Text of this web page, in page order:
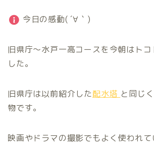
今日の感動( ´∀｀)
旧県庁〜水戸一高コースを今朝はトコ
した。
旧県庁は以前紹介した配水塔 と同じ
物です。
映画やドラマの撮影でもよく使われて